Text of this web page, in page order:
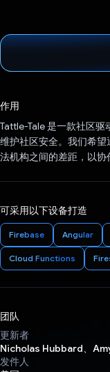
作用
Tattle-Tale 是一款社区
维护社区安全。我们希
法机构之间的差距，以协
可采用以下设备打造
Firebase Angular
Cloud Functions
团队
更新者
Nicholas Hubbard、
发件人